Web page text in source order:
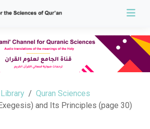
Quran Sciences
and Its Principles (page 30)